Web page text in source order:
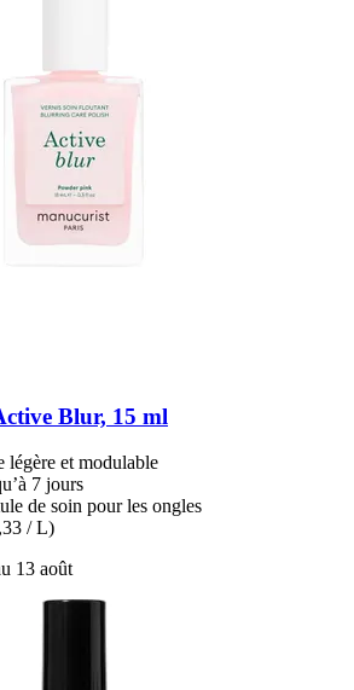
Blur, 15 ml
légère et modulable
7 jours
de soin pour les ongles
/ L)
13 août